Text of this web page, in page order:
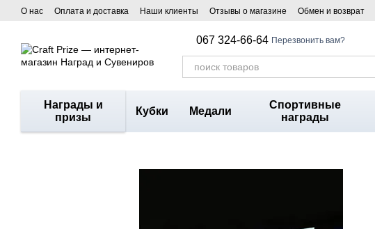
Перейти к основному контенту
О нас Оплата и доставка Наши клиенты Отзывы о магазине Обмен и возврат
067 324-66-64 Перезвонить вам?
Награды и
призы
Кубки Медали
Спортивные
награды